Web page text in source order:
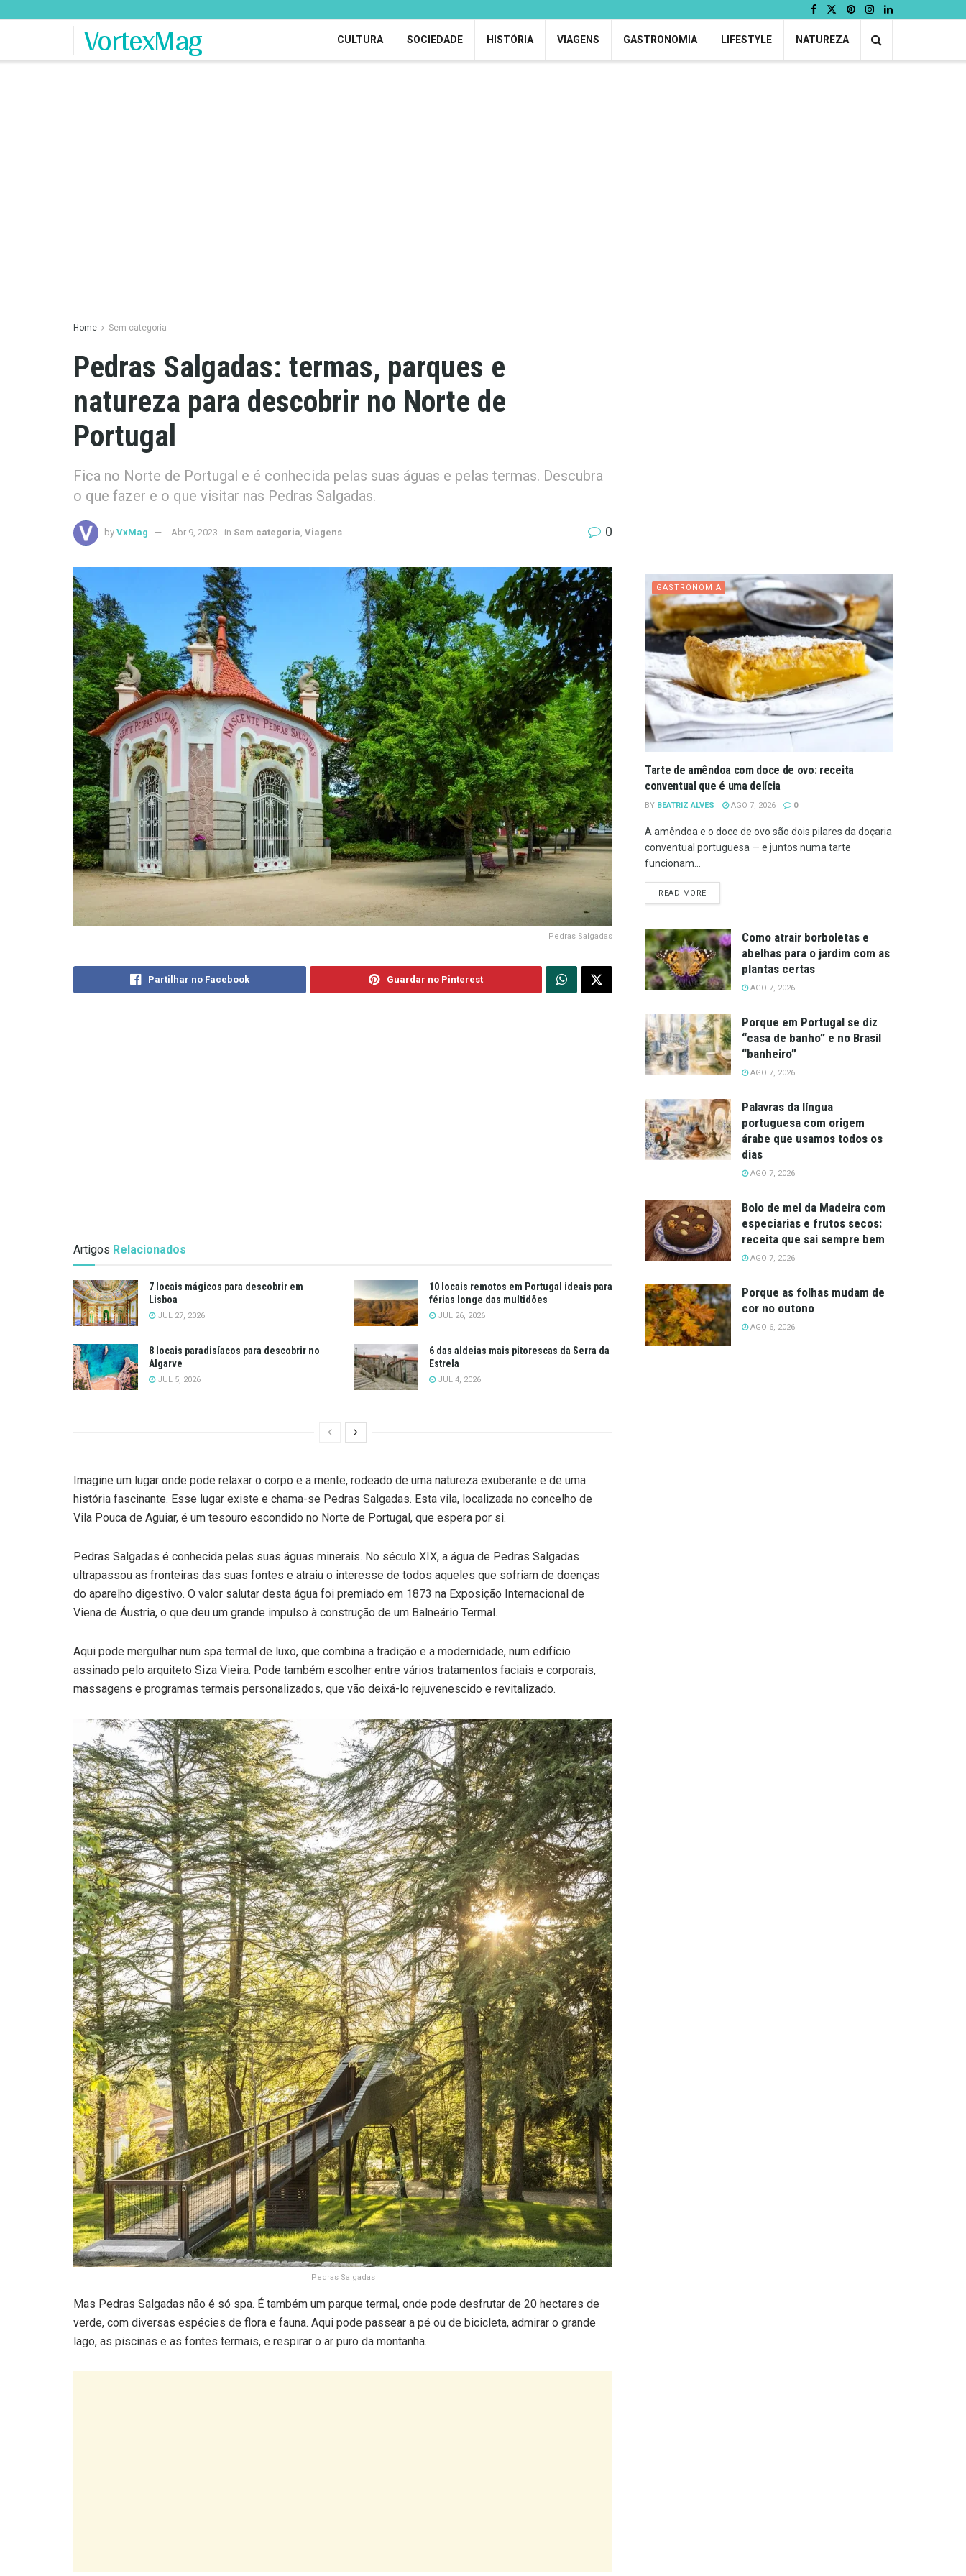
VortexMag CULTURA SOCIEDADE HISTÓRIA VIAGENS GASTRONOMIA LIFESTYLE NATUREZA
Home Sem categoria
Pedras Salgadas: termas, parques e
natureza para descobrir no Norte de
Portugal
Fica no Norte de Portugal e é conhecida pelas suas águas e pelas termas. Descubra
o que fazer e o que visitar nas Pedras Salgadas.
by VxMag Abr 9, 2023 in Sem categoria Viagens 0
Pedras Salgadas
Partilhar no Facebook Guardar no Pinterest
Artigos Relacionados
7 locais mágicos para descobrir em
Lisboa
JUL 27, 2026
10 locais remotos em Portugal ideais para
férias longe das multidões
JUL 26, 2026
8 locais paradisíacos para descobrir no
Algarve
JUL 5, 2026
6 das aldeias mais pitorescas da Serra da
Estrela
JUL 4, 2026
Imagine um lugar onde pode relaxar o corpo e a mente, rodeado de uma natureza exuberante e de uma
história fascinante. Esse lugar existe e chama-se Pedras Salgadas. Esta vila, localizada no concelho de
Vila Pouca de Aguiar, é um tesouro escondido no Norte de Portugal, que espera por si.
Pedras Salgadas é conhecida pelas suas águas minerais. No século XIX, a água de Pedras Salgadas
ultrapassou as fronteiras das suas fontes e atraiu o interesse de todos aqueles que sofriam de doenças
do aparelho digestivo. O valor salutar desta água foi premiado em 1873 na Exposição Internacional de
Viena de Áustria, o que deu um grande impulso à construção de um Balneário Termal.
Aqui pode mergulhar num spa termal de luxo, que combina a tradição e a modernidade, num edifício
assinado pelo arquiteto Siza Vieira. Pode também escolher entre vários tratamentos faciais e corporais,
massagens e programas termais personalizados, que vão deixá-lo rejuvenescido e revitalizado.
Pedras Salgadas
Mas Pedras Salgadas não é só spa. É também um parque termal, onde pode desfrutar de 20 hectares de
verde, com diversas espécies de flora e fauna. Aqui pode passear a pé ou de bicicleta, admirar o grande
lago, as piscinas e as fontes termais, e respirar o ar puro da montanha.
GASTRONOMIA
Tarte de amêndoa com doce de ovo: receita
conventual que é uma delícia
BY BEATRIZ ALVES AGO 7, 2026 0
A amêndoa e o doce de ovo são dois pilares da doçaria
conventual portuguesa — e juntos numa tarte
funcionam...
READ MOREDETAILS
Como atrair borboletas e
abelhas para o jardim com as
plantas certas
AGO 7, 2026
Porque em Portugal se diz
“casa de banho” e no Brasil
“banheiro”
AGO 7, 2026
Palavras da língua
portuguesa com origem
árabe que usamos todos os
dias
AGO 7, 2026
Bolo de mel da Madeira com
especiarias e frutos secos:
receita que sai sempre bem
AGO 7, 2026
Porque as folhas mudam de
cor no outono
AGO 6, 2026